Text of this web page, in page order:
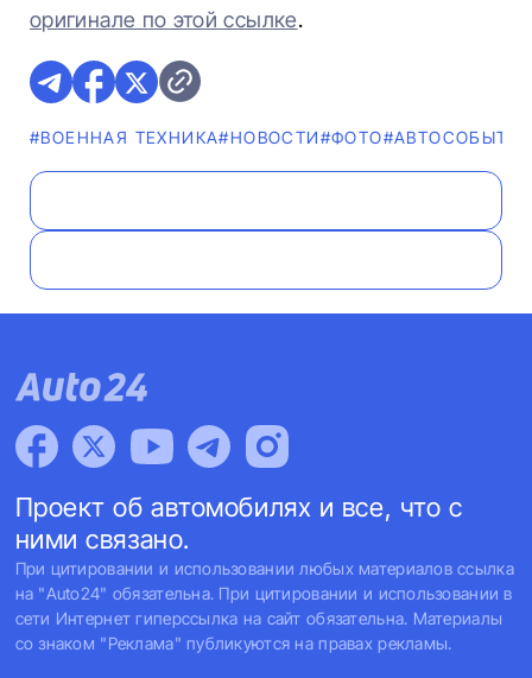
оригинале по этой ссылке.
#ВОЕННАЯ ТЕХНИКА#НОВОСТИ#ФОТО#АВТОСОБЫТИЕ
Проект об автомобилях и все, что с
ними связано.
При цитировании и использовании любых материалов ссылка
на "Auto24" обязательна. При цитировании и использовании в
сети Интернет гиперссылка на сайт обязательна. Материалы
со знаком "Реклама" публикуются на правах рекламы.